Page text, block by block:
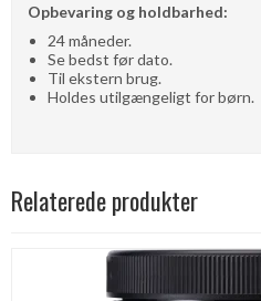
Opbevaring og holdbarhed:
24 måneder.
Se bedst før dato.
Til ekstern brug.
Holdes utilgængeligt for børn.
Relaterede produkter